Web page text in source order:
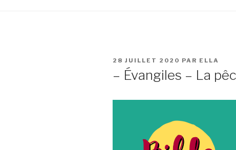
PUBLIÉ
28 JUILLET 2020 PAR ELLA
– Évangiles – La